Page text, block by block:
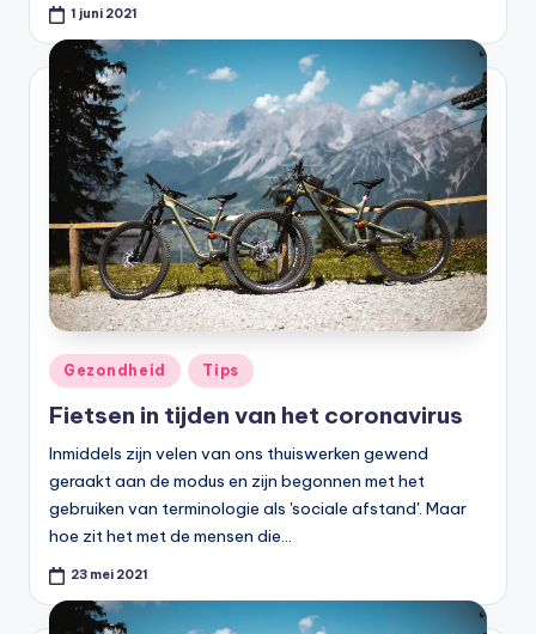
1 juni 2021
Geplaatst
in
Gezondheid Tips
Fietsen in tijden van het coronavirus
Inmiddels zijn velen van ons thuiswerken gewend
geraakt aan de modus en zijn begonnen met het
gebruiken van terminologie als 'sociale afstand'. Maar
hoe zit het met de mensen die…
23 mei 2021